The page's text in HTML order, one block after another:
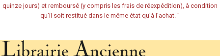
quinze jours) et remboursé (y compris les frais de réexpédition), à condition
qu'il soit restitué dans le même état qu'à l'achat. "